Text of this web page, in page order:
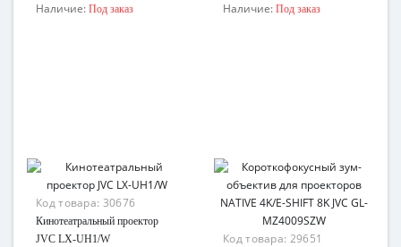
Наличие: Под заказ Наличие: Под заказ
Код товара: 30676
Кинотеатральный проектор
JVC LX-UH1/W
Код товара: 29651